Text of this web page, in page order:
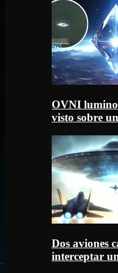
OVNI
visto sobre
Dos aviones
interceptar